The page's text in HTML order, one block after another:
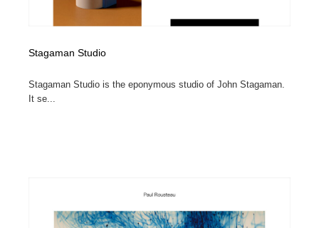
Stagaman Studio
Stagaman Studio is the eponymous studio of John Stagaman.
It se...